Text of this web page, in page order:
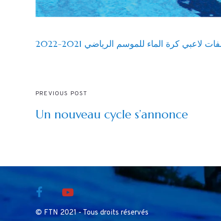
لاعبي كرة الماء للموسم الرياضي 2021-2022
PREVIOUS POST
Un nouveau cycle s’annonce
© FTN 2021 - Tous droits réservés